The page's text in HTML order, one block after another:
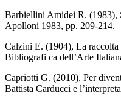
Barbiellini Amidei R. (1983),
Apolloni 1983, pp. 209-214.
Calzini E. (1904), La
Bibliografi ca dell’Arte
Capriotti G. (2010), Per
Battista Carducci e